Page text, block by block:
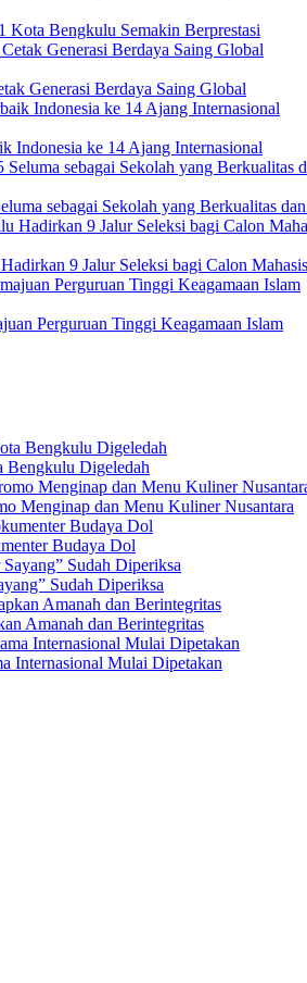
Bengkulu Semakin Berprestasi
Generasi Berdaya Saing Global
Indonesia ke 14 Ajang Internasional
sebagai Sekolah yang Berkualitas
9 Jalur Seleksi bagi Calon
Perguruan Tinggi Keagamaan Islam
Bengkulu Digeledah
Menginap dan Menu Kuliner Nusantara
Budaya Dol
Sudah Diperiksa
Amanah dan Berintegritas
Internasional Mulai Dipetakan